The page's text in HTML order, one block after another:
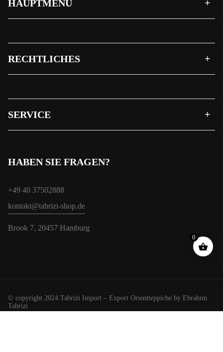
HAUPTMENÜ
RECHTLICHES
SERVICE
HABEN SIE FRAGEN?
+49 40 37502888
kontakt@tabrizi-shop.de
Brook 7, 20457 Hamburg
© copyright 2024 Tabrizi Import – Export Orientteppiche by Ebrahim
Tabrizi
0